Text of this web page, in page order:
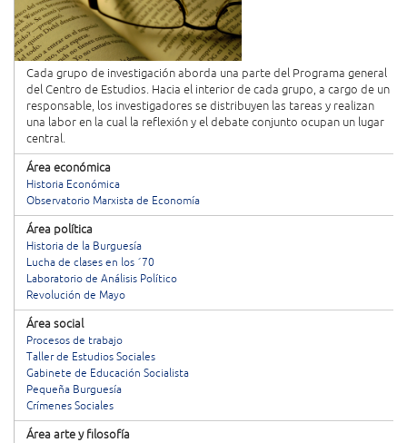
Cada grupo de investigación aborda una parte del Programa general
del Centro de Estudios. Hacia el interior de cada grupo, a cargo de un
responsable, los investigadores se distribuyen las tareas y realizan
una labor en la cual la reflexión y el debate conjunto ocupan un lugar
central.
Área económica
Historia Económica
Observatorio Marxista de Economía
Área política
Historia de la Burguesía
Lucha de clases en los ´70
Laboratorio de Análisis Político
Revolución de Mayo
Área social
Procesos de trabajo
Taller de Estudios Sociales
Gabinete de Educación Socialista
Pequeña Burguesía
Crímenes Sociales
Área arte y filosofía